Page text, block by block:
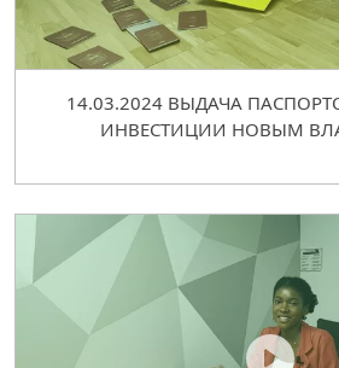
14.03.2024 ВЫДАЧА
ИНВЕСТИЦИИ НОВЫМ